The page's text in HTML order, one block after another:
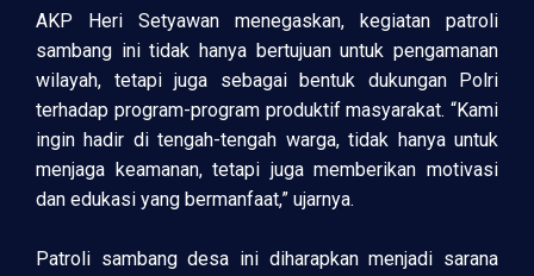
AKP Heri Setyawan menegaskan, kegiatan patroli
sambang ini tidak hanya bertujuan untuk pengamanan
wilayah, tetapi juga sebagai bentuk dukungan Polri
terhadap program-program produktif masyarakat. “Kami
ingin hadir di tengah-tengah warga, tidak hanya untuk
menjaga keamanan, tetapi juga memberikan motivasi
dan edukasi yang bermanfaat,” ujarnya.
Patroli sambang desa ini diharapkan menjadi sarana